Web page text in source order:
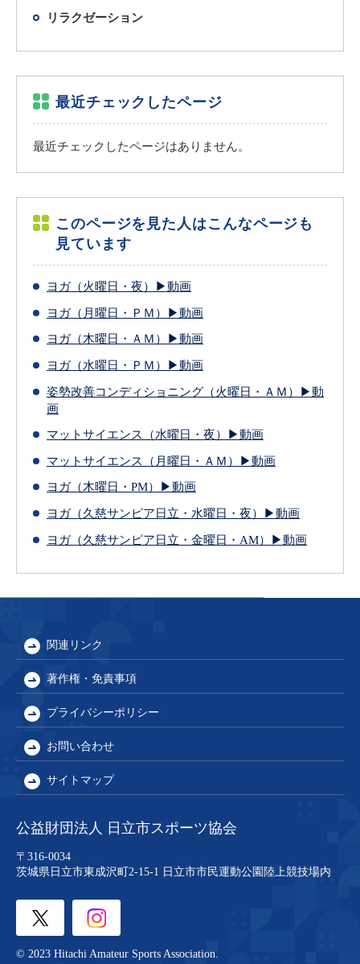
リラクゼーション
最近チェックしたページ
最近チェックしたページはありません。
このページを見た人はこんなページも
見ています
ヨガ（火曜日・夜）▶動画
ヨガ（月曜日・ＰＭ）▶動画
ヨガ（木曜日・ＡＭ）▶動画
ヨガ（水曜日・ＰＭ）▶動画
姿勢改善コンディショニング（火曜日・ＡＭ）▶動
画
マットサイエンス（水曜日・夜）▶動画
マットサイエンス（月曜日・ＡＭ）▶動画
ヨガ（木曜日・PM）▶動画
ヨガ（久慈サンピア日立・水曜日・夜）▶動画
ヨガ（久慈サンピア日立・金曜日・AM）▶動画
関連リンク
著作権・免責事項
プライバシーポリシー
お問い合わせ
サイトマップ
公益財団法人 日立市スポーツ協会
〒316-0034
茨城県日立市東成沢町2-15-1 日立市市民運動公園陸上競技場内
© 2023 Hitachi Amateur Sports Association.